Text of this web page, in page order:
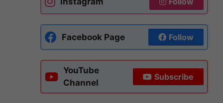
Facebook Page Follow
YouTube
Channel
Subscribe